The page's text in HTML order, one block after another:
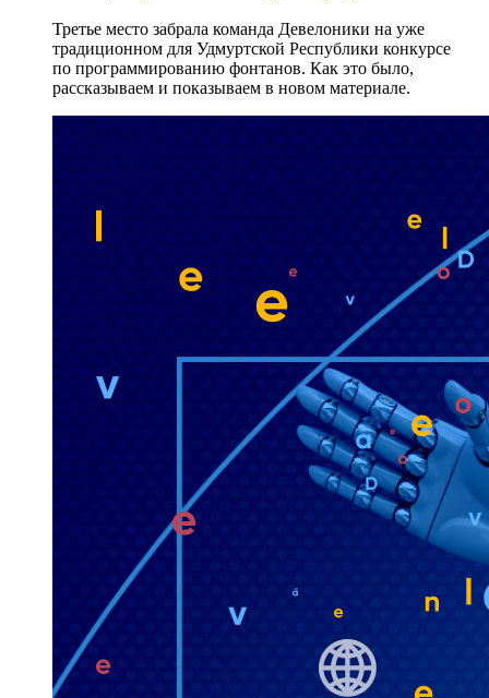
Третье место забрала команда Девелоники на уже
традиционном для Удмуртской Республики конкурсе
по программированию фонтанов. Как это было,
рассказываем и показываем в новом материале.